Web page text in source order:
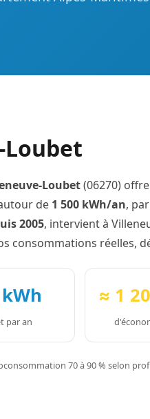
Loubet
Loubet(06270)
de 1 500 kWh/an,
2005, intervient à
consommations réelles,
par an
≈ 1
70 à 90 % selon